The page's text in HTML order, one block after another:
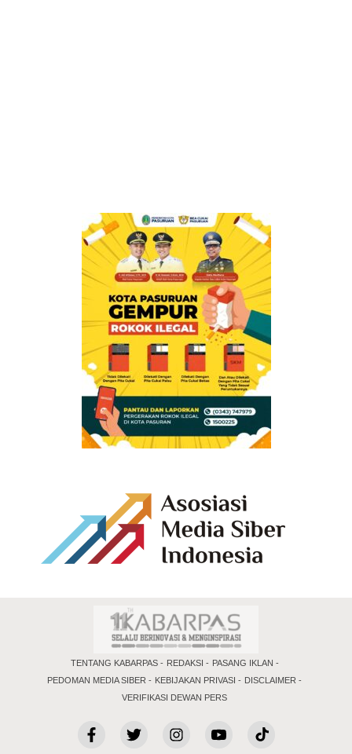
TENTANG KABARPAS REDAKSI
PASANG IKLAN
PEDOMAN MEDIA SIBER
KEBIJAKAN PRIVASI
DISCLAIMER
VERIFIKASI DEWAN PERS